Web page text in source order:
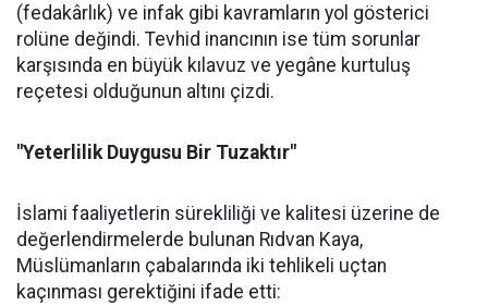
(fedakârlık) ve infak gibi kavramların yol gösterici
rolüne değindi. Tevhid inancının ise tüm sorunlar
karşısında en büyük kılavuz ve yegâne kurtuluş
reçetesi olduğunun altını çizdi.
"Yeterlilik Duygusu Bir Tuzaktır"
İslami faaliyetlerin sürekliliği ve kalitesi üzerine de
değerlendirmelerde bulunan Rıdvan Kaya,
Müslümanların çabalarında iki tehlikeli uçtan
kaçınması gerektiğini ifade etti: